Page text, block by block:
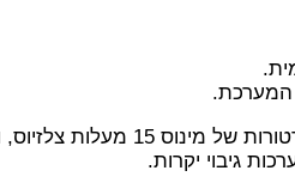
המערכת.
גיבוי יקרות.